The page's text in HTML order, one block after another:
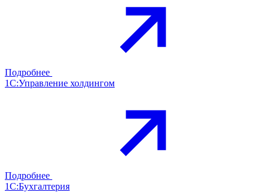
Подробнее
1С:Управление холдингом
Подробнее
1С:Бухгалтерия